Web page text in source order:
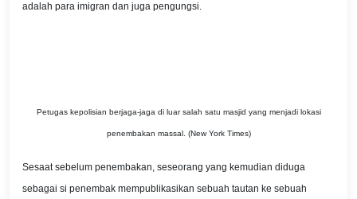
adalah para imigran dan juga pengungsi.
Petugas kepolisian berjaga-jaga di luar salah satu masjid yang menjadi lokasi
penembakan massal. (New York Times)
Sesaat sebelum penembakan, seseorang yang kemudian diduga
sebagai si penembak mempublikasikan sebuah tautan ke sebuah